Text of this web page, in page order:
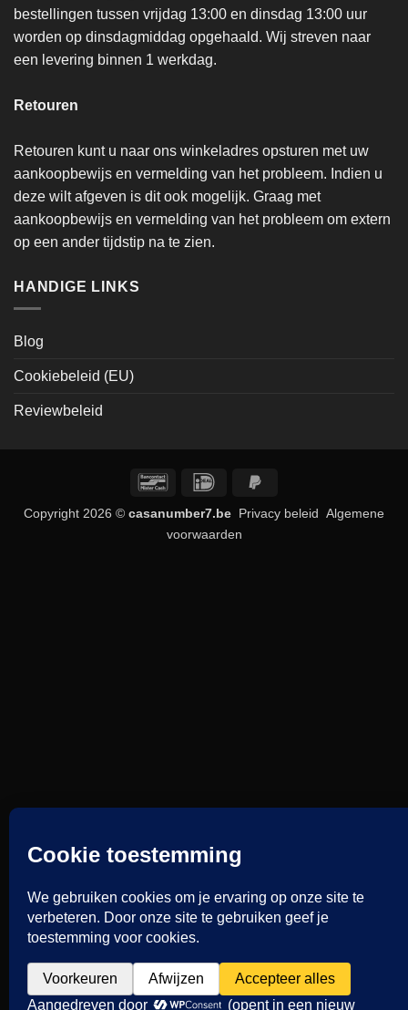
bestellingen tussen vrijdag 13:00 en dinsdag 13:00 uur
worden op dinsdagmiddag opgehaald. Wij streven naar
een levering binnen 1 werkdag.
Retouren
Retouren kunt u naar ons winkeladres opsturen met uw
aankoopbewijs en vermelding van het probleem. Indien u
deze wilt afgeven is dit ook mogelijk. Graag met
aankoopbewijs en vermelding van het probleem om extern
op een ander tijdstip na te zien.
HANDIGE LINKS
Blog
Cookiebeleid (EU)
Reviewbeleid
BancontactIDeal
Copyright 2026 © casanumber7.be Privacy beleid Algemene
voorwaarden